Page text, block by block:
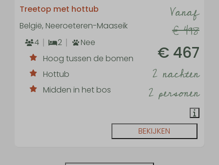
Vanaf
€ 498
€ 467
2 nachten
2 personen
Treetop met hottub
België, Neeroeteren-Maaseik
4
2
Nee
Hoog tussen de bomen
Hottub
Midden in het bos
BEKIJKEN